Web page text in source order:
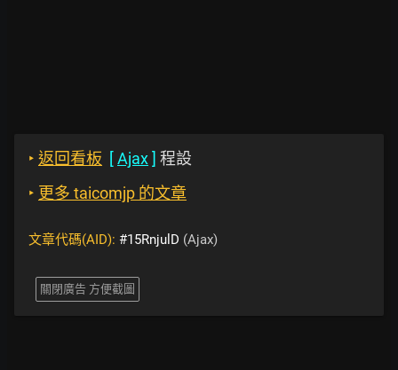
‣ 返回看板 [Ajax] 程設
‣ 更多 taicomjp 的文章
文章代碼(AID): #15RnjulD (Ajax)
關閉廣告 方便截圖